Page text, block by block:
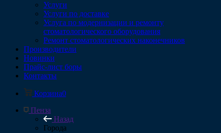
Услуги
Услуги по доставке
Услуга по модернизации и ремонту
стоматологического оборудования
Ремонт стоматологических наконечников
Производители
Новинки
Прайс-лист боры
Контакты
Корзина0
Пенза
Назад
Города